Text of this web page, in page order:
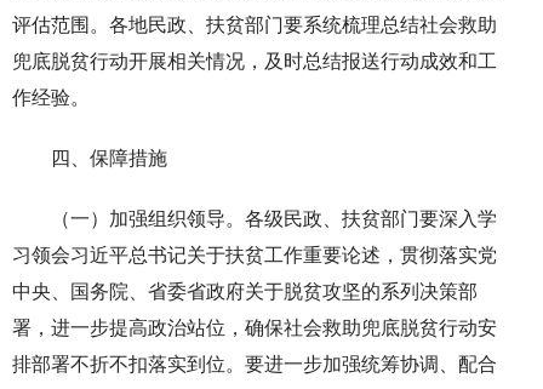
评估范围。各地民政、扶贫部门要系统梳理总结社会救助
兜底脱贫行动开展相关情况，及时总结报送行动成效和工
作经验。
四、保障措施
（一）加强组织领导。各级民政、扶贫部门要深入学
习领会习近平总书记关于扶贫工作重要论述，贯彻落实党
中央、国务院、省委省政府关于脱贫攻坚的系列决策部
署，进一步提高政治站位，确保社会救助兜底脱贫行动安
排部署不折不扣落实到位。要进一步加强统筹协调、配合